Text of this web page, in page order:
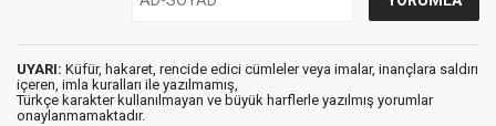
UYARI: Küfür, hakaret, rencide edici cümleler veya imalar, inançlara saldırı
içeren, imla kuralları ile yazılmamış,
Türkçe karakter kullanılmayan ve büyük harflerle yazılmış yorumlar
onaylanmamaktadır.